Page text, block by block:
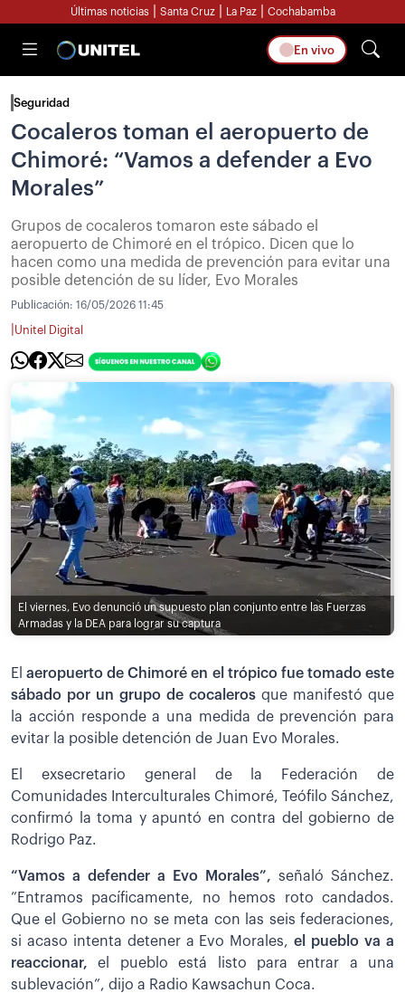
Últimas noticias Santa Cruz La Paz Cochabamba
En vivo
Seguridad
Cocaleros toman el aeropuerto de
Chimoré: “Vamos a defender a Evo
Morales”
Grupos de cocaleros tomaron este sábado el
aeropuerto de Chimoré en el trópico. Dicen que lo
hacen como una medida de prevención para evitar una
posible detención de su líder, Evo Morales
Publicación: 16/05/2026 11:45
Unitel Digital
El viernes, Evo denunció un supuesto plan conjunto entre las Fuerzas
Armadas y la DEA para lograr su captura
Elaeropuerto de Chimoré en el trópico fue tomado este
sábado por un grupo de cocaleros que manifestó que
la acción responde a una medida de prevención para
evitar la posible detención de Juan Evo Morales.
El exsecretario general de la Federación de
Comunidades Interculturales Chimoré, Teófilo Sánchez,
confirmó la toma y apuntó en contra del gobierno de
Rodrigo Paz.
“Vamos a defender a Evo Morales”, señaló Sánchez.
”Entramos pacíficamente, no hemos roto candados.
Que el Gobierno no se meta con las seis federaciones,
si acaso intenta detener a Evo Morales,el pueblo va a
reaccionar,el pueblo está listo para entrar a una
sublevación”, dijo a Radio Kawsachun Coca.